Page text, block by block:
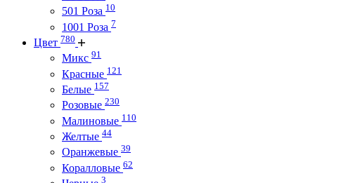
501 Роза 10
1001 Роза 7
Цвет 780
Микс 91
Красные 121
Белые 157
Розовые 230
Малиновые 110
Желтые 44
Оранжевые 39
Коралловые 62
3